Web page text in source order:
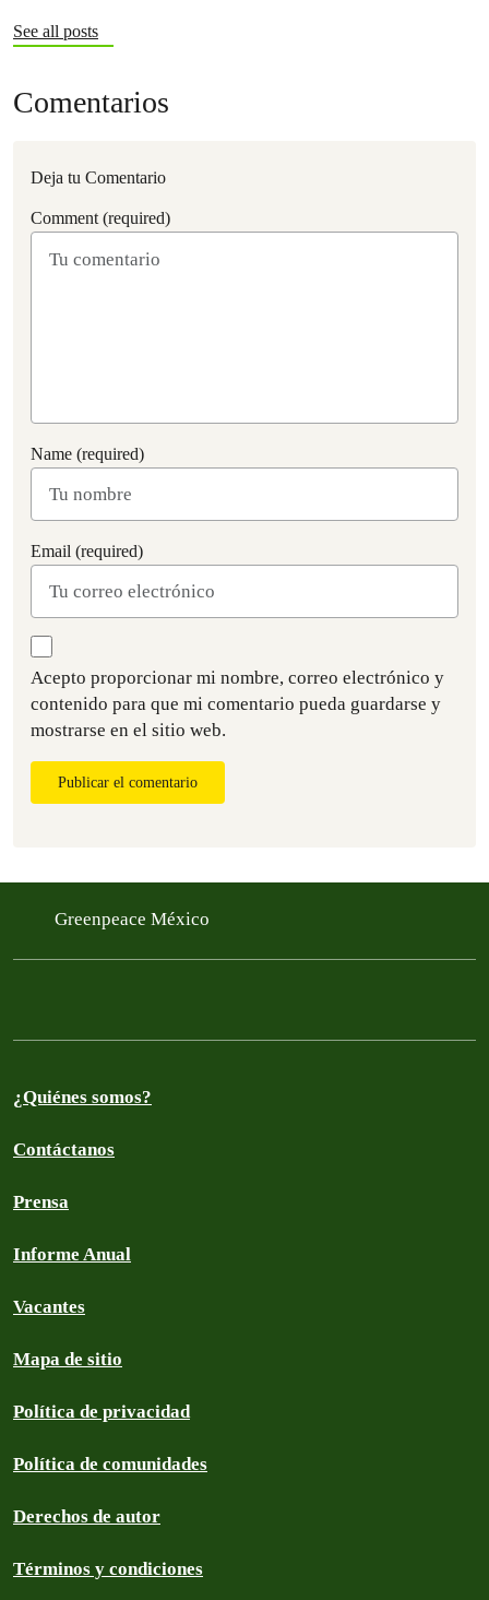
See all posts
Comentarios
Deja tu Comentario
Comment (required)
Name (required)
Email (required)
Acepto proporcionar mi nombre, correo electrónico y
contenido para que mi comentario pueda guardarse y
mostrarse en el sitio web.
Publicar el comentario
Greenpeace México
¿Quiénes somos?
Contáctanos
Prensa
Informe Anual
Vacantes
Mapa de sitio
Política de privacidad
Política de comunidades
Derechos de autor
Términos y condiciones